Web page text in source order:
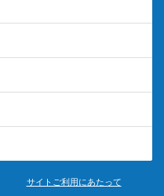
サイトご利用にあたって